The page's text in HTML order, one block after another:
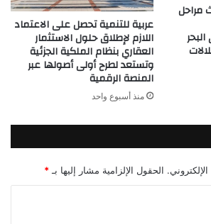
مراحل
عربية للتنمية تحصل على الاعتماد
اللازم لإطلاق حلول الاستثمار
العقاري بنظام الملكية الجزئية
وتستعد لطرح أولى أصولها عبر
المنصة الرقمية
منذ أسبوع واحد
الحقول الإلزامية مشار إليها بـ *